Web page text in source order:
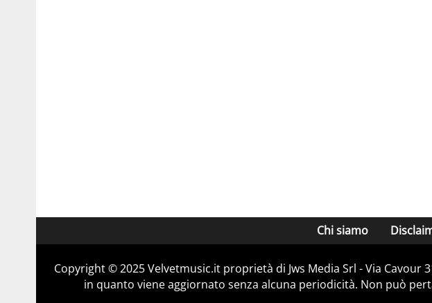
Chi siamo
Copyright © 2025 Velvetmusic.it proprietà di Jws Media Srl - Via Cavour
in quanto viene aggiornato senza alcuna periodicità. Non può